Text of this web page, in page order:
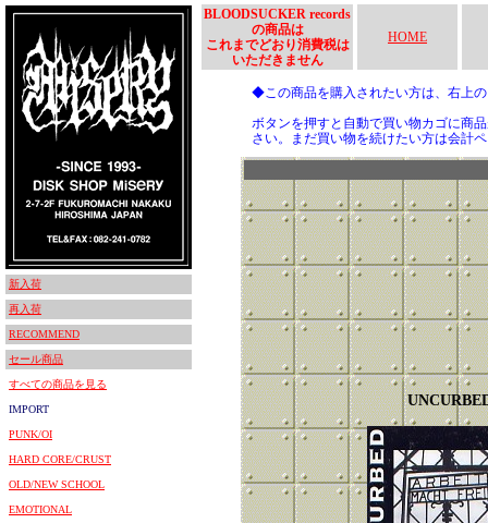
新入荷
再入荷
RECOMMEND
セール商品
すべての商品を見る
IMPORT
PUNK/OI
HARD CORE/CRUST
OLD/NEW SCHOOL
EMOTIONAL
BLOODSUCKER records
の商品は
これまでどおり消費税は
いただきません
HOME
◆この商品を購入されたい方は、右上
ボタンを押すと自動で買い物カゴに商
さい。まだ買い物を続けたい方は会計